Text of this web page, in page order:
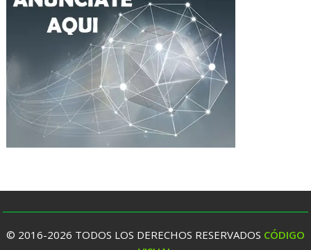
© 2016-2026 TODOS LOS DERECHOS RESERVADOS CÓDIGO